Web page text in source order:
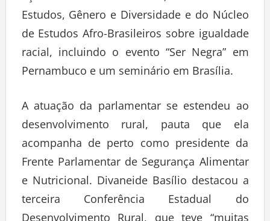
Estudos, Gênero e Diversidade e do Núcleo
de Estudos Afro-Brasileiros sobre igualdade
racial, incluindo o evento “Ser Negra” em
Pernambuco e um seminário em Brasília.
A atuação da parlamentar se estendeu ao
desenvolvimento rural, pauta que ela
acompanha de perto como presidente da
Frente Parlamentar de Segurança Alimentar
e Nutricional. Divaneide Basílio destacou a
terceira Conferência Estadual do
Desenvolvimento Rural, que teve “muitas